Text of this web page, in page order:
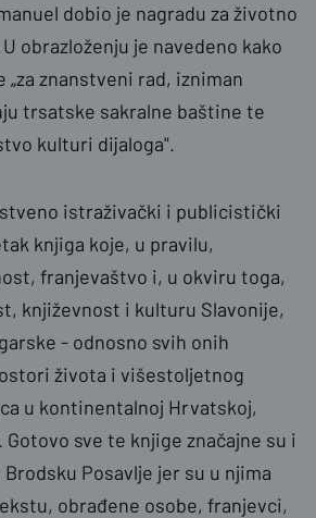
dobio je nagradu za životno
obrazloženju je navedeno kako
„za znanstveni rad, izniman
trsatske sakralne baštine te
kulturi dijaloga".
istraživački i publicistički
knjiga koje, u pravilu,
franjevaštvo i, u okviru toga,
književnost i kulturu Slavonije,
- odnosno svih onih
života i višestoljetnog
u kontinentalnoj Hrvatskoj,
Gotovo sve te knjige značajne su i
Posavlje jer su u njima
obrađene osobe, franjevci,